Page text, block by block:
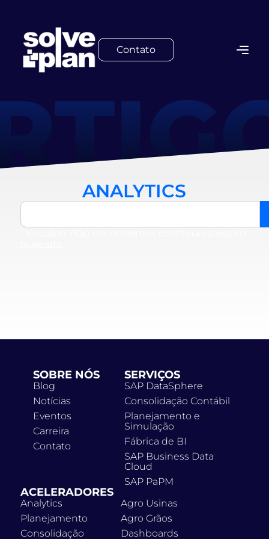
Contato
ANALYTICS
SOBRE NÓS
Blog
Notícias
Eventos
Carreira
Contato
SERVIÇOS
SAP DataSphere
Consolidação Contábil
Planejamento e
Simulação
Fábrica de BI
SAP Business Data
Cloud
SAP PaPM
ACELERADORES
Analytics
Planejamento
Consolidação
Agro Usinas
Agro Grãos
Dashboards